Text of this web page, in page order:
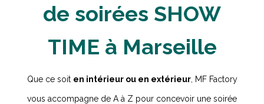
de soirées SHOW
TIME à Marseille
Que ce soit en intérieur ou en extérieur, MF Factory
vous accompagne de A à Z pour concevoir une soirée